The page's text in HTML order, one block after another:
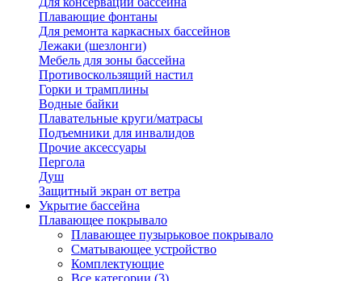
Плавающие фонтаны
Для ремонта каркасных бассейнов
Лежаки (шезлонги)
Мебель для зоны бассейна
Противоскользящий настил
Горки и трамплины
Водные байки
Плавательные круги/матрасы
Подъемники для инвалидов
Прочие аксессуары
Пергола
Душ
Защитный экран от ветра
Укрытие бассейна
Плавающее покрывало
Плавающее пузырьковое покрывало
Сматывающее устройство
Комплектующие
Все категории (3)